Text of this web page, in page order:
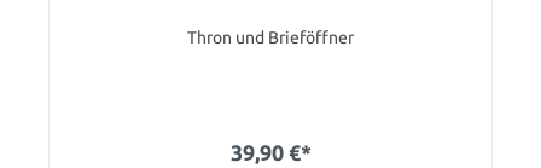
Thron und Brieföffner
39,90 €*